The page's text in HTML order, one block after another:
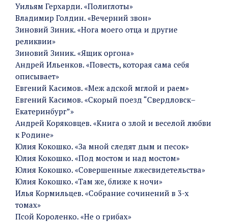
Уильям Герхарди. «Полиглоты»
Владимир Голдин. «Вечерний звон»
Зиновий Зиник. «Нога моего отца и другие
реликвии»
Зиновий Зиник. «Ящик оргона»
Андрей Ильенков. «Повесть, которая сама себя
описывает»
Евгений Касимов. «Меж адской мглой и раем»
Евгений Касимов. «Скорый поезд “Свердловск–
Екатеринбург”»
Андрей Коряковцев. «Книга о злой и веселой любви
к Родине»
Юлия Кокошко. «За мной следят дым и песок»
Юлия Кокошко. «Под мостом и над мостом»
Юлия Кокошко. «Совершенные лжесвидетельства»
Юлия Кокошко. «Там же, ближе к ночи»
Илья Кормильцев. «Собрание сочинений в 3-х
томах»
Псой Короленко. «Не о грибах»